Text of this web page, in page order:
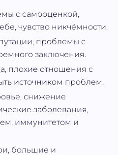
с самооценкой,
чувство никчёмности.
проблемы с
заключения.
плохие отношения с
источником проблем.
снижение
заболевания,
иммунитетом и
большие и